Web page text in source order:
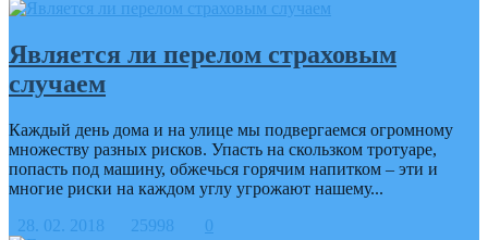
Является ли перелом страховым
случаем
Каждый день дома и на улице мы подвергаемся огромному
множеству разных рисков. Упасть на скользком тротуаре,
попасть под машину, обжечься горячим напитком – эти и
многие риски на каждом углу угрожают нашему...
28. 02. 2018
25998 0